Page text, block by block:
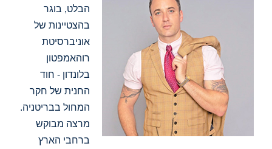
הבלט, בוגר
בהצטיינות של
אוניברסיטת
רוהאמפטון
בלונדון - חוד
החנית של חקר
המחול בבריטניה.
מרצה מבוקש
ברחבי הארץ